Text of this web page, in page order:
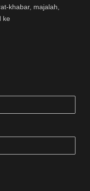
khabar, majalah,
ke